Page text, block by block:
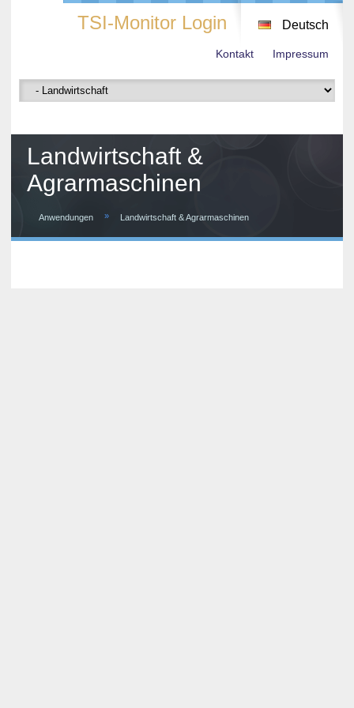
TSI-Monitor Login Deutsch
Kontakt Impressum
Landwirtschaft &
Agrarmaschinen
Anwendungen » Landwirtschaft & Agrarmaschinen